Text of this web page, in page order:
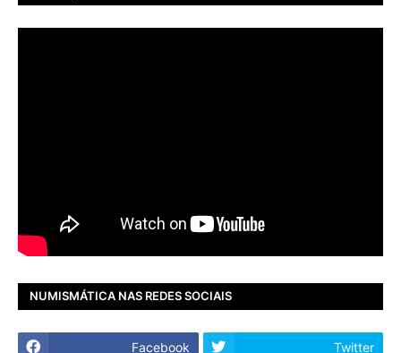
NUMISMÁTICA NAS REDES SOCIAIS
Facebook Twitter